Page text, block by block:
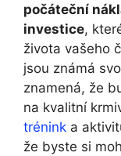
počáteční
investice,
života vašeho
jsou známá
znamená, že
na kvalitní
trénink a
že byste si